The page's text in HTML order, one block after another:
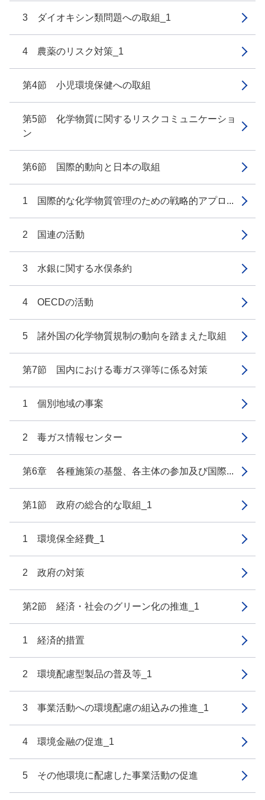
3 ダイオキシン類問題への取組_1
4 農薬のリスク対策_1
第4節 小児環境保健への取組
第5節 化学物質に関するリスクコミュニケーショ
ン
第6節 国際的動向と日本の取組
1 国際的な化学物質管理のための戦略的アプロ...
2 国連の活動
3 水銀に関する水俣条約
4 OECDの活動
5 諸外国の化学物質規制の動向を踏まえた取組
第7節 国内における毒ガス弾等に係る対策
1 個別地域の事案
2 毒ガス情報センター
第6章 各種施策の基盤、各主体の参加及び国際...
第1節 政府の総合的な取組_1
1 環境保全経費_1
2 政府の対策
第2節 経済・社会のグリーン化の推進_1
1 経済的措置
2 環境配慮型製品の普及等_1
3 事業活動への環境配慮の組込みの推進_1
4 環境金融の促進_1
5 その他環境に配慮した事業活動の促進